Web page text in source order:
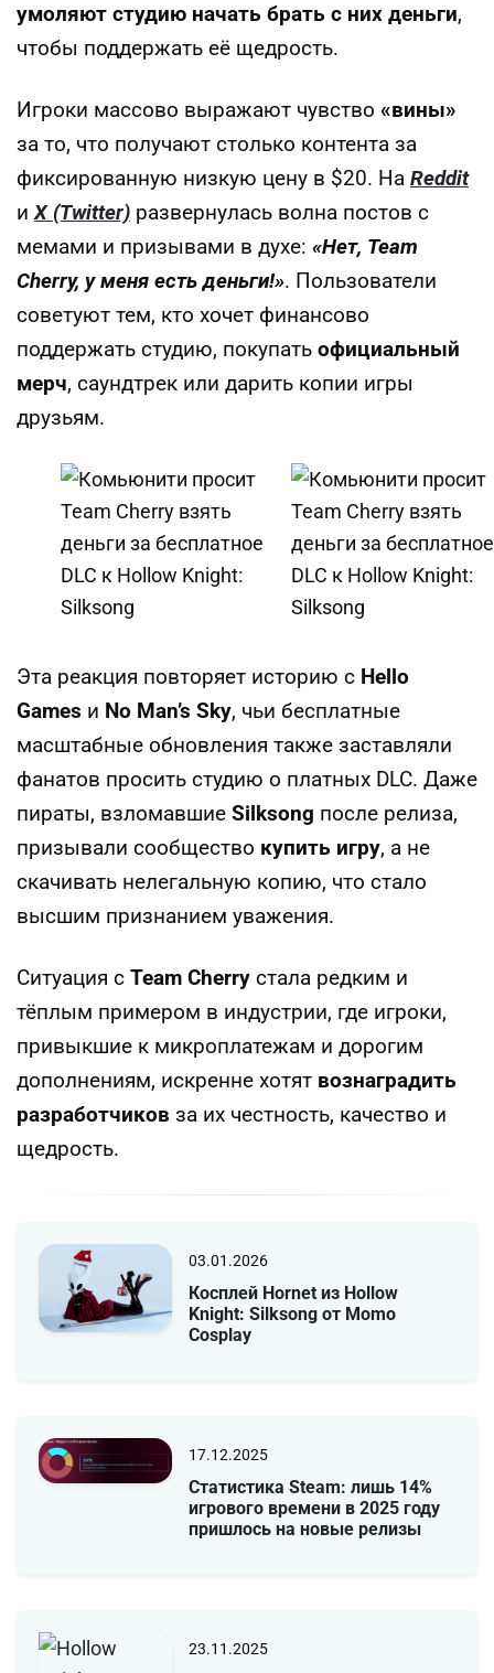
умоляют студию начать брать с них деньги,
чтобы поддержать её щедрость.
Игроки массово выражают чувство «вины»
за то, что получают столько контента за
фиксированную низкую цену в $20. На Reddit
иX (Twitter) развернулась волна постов с
мемами и призывами в духе: «Нет, Team
Cherry, у меня есть деньги!». Пользователи
советуют тем, кто хочет финансово
поддержать студию, покупать официальный
мерч, саундтрек или дарить копии игры
друзьям.
Эта реакция повторяет историю с Hello
Games и No Man’s Sky, чьи бесплатные
масштабные обновления также заставляли
фанатов просить студию о платных DLC. Даже
пираты, взломавшие Silksong после релиза,
призывали сообщество купить игру, а не
скачивать нелегальную копию, что стало
высшим признанием уважения.
Ситуация с Team Cherry стала редким и
тёплым примером в индустрии, где игроки,
привыкшие к микроплатежам и дорогим
дополнениям, искренне хотят вознаградить
разработчиков за их честность, качество и
щедрость.
03.01.2026
Косплей Hornet из Hollow
Knight: Silksong от Momo
Cosplay
17.12.2025
Статистика Steam: лишь 14%
игрового времени в 2025 году
пришлось на новые релизы
23.11.2025